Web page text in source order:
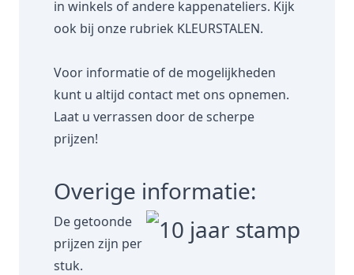
in winkels of andere kappenateliers. Kijk
ook bij onze rubriek KLEURSTALEN.
Voor informatie of de mogelijkheden
kunt u altijd contact met ons opnemen.
Laat u verrassen door de scherpe
prijzen!
Overige informatie:
De getoonde
prijzen zijn per
stuk.